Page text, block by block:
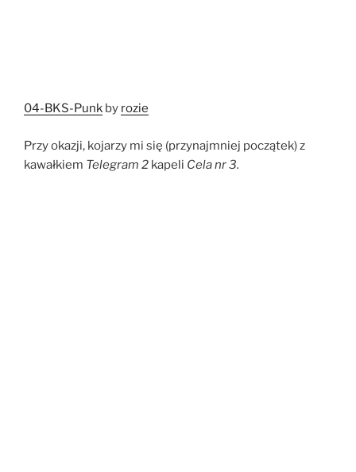
04-BKS-Punk by rozie
Przy okazji, kojarzy mi się (przynajmniej początek) z
kawałkiem Telegram 2 kapeli Cela nr 3.